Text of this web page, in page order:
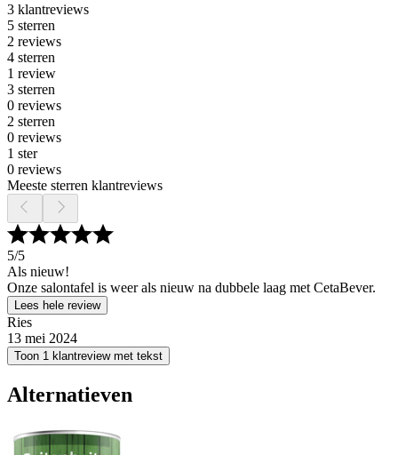
3 klantreviews
5 sterren
2 reviews
4 sterren
1 review
3 sterren
0 reviews
2 sterren
0 reviews
1 ster
0 reviews
Meeste sterren klantreviews
5/5
Als nieuw!
Onze salontafel is weer als nieuw na dubbele laag met CetaBever.
Lees hele review
Ries
13 mei 2024
Toon 1 klantreview met tekst
Alternatieven